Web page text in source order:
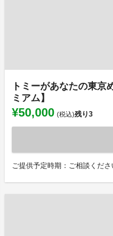
トミーがあなたの東京
ミアム】
¥50,000 (税込)残り3
ご提供予定時期：ご相談くださ